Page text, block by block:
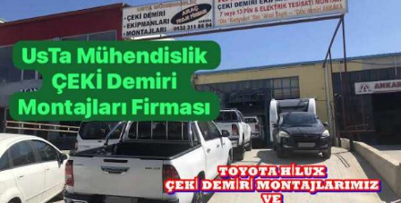
PROJE
ANKARA
PROJE
ANKARA
BELGESİ
PROJESİ
ANKARA
DEMİRİ
MONTAJ
VE
ARAÇ
PROJE
FİRMASI
ANKARA